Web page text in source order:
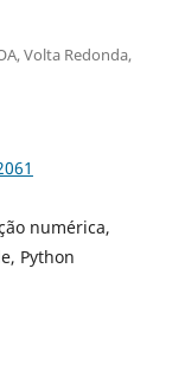
Volta Redonda,
numérica,
Python